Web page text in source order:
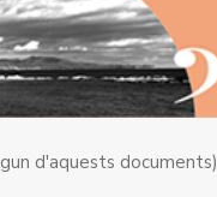
d'aquests documents)